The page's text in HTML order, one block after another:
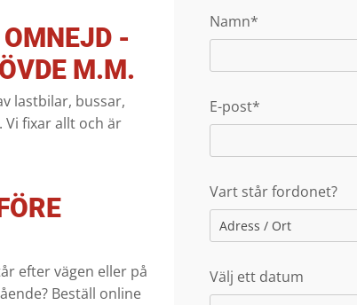
-
M.M.
lastbilar, bussar,
fixar allt och är
efter vägen eller på
Beställ online
Namn*
E-post*
Vart står fordonet?
Välj ett datum